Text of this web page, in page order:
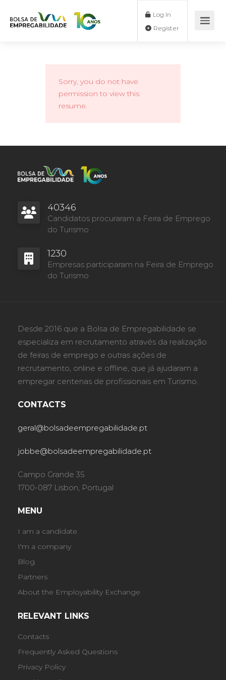
Log In
Sorry, you do not have
permission to view this
resume.
40346
Candidatos procuraram a Feira de Emprego
do Turismo
1230
Empresas participaram na Feira de Emprego
do Turismo
Desde 2016 que a Bolsa de Empregabilidade se
especializa em recrutamento através da realização
de feiras de emprego e outras ações de
recrutamento, online e offline, que já ajudaram a
empregar centenas de profissionais em Turismo.
CONTACTS
geral@bolsadeempregabilidade.pt
jobbe@bolsadeempregabilidade.pt
Campo Grande 35
1700-087 Lisbon, Portugal
MENU
I am a candidate
I'm a company
Blog
Partners
About the Employability Exchange
RELEVANT LINKS
Contacts
Frequently Asked Questions
Privacy Policy